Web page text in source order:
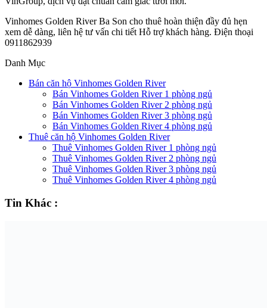
Vinhomes Golden River Ba Son cho thuê hoàn thiện đầy đủ hẹn
xem dễ dàng, liên hệ tư vấn chi tiết Hỗ trợ khách hàng. Điện thoại
0911862939
Danh Mục
Bán căn hộ Vinhomes Golden River
Bán Vinhomes Golden River 1 phòng ngủ
Bán Vinhomes Golden River 2 phòng ngủ
Bán Vinhomes Golden River 3 phòng ngủ
Bán Vinhomes Golden River 4 phòng ngủ
Thuê căn hộ Vinhomes Golden River
Thuê Vinhomes Golden River 1 phòng ngủ
Thuê Vinhomes Golden River 2 phòng ngủ
Thuê Vinhomes Golden River 3 phòng ngủ
Thuê Vinhomes Golden River 4 phòng ngủ
Tin Khác :